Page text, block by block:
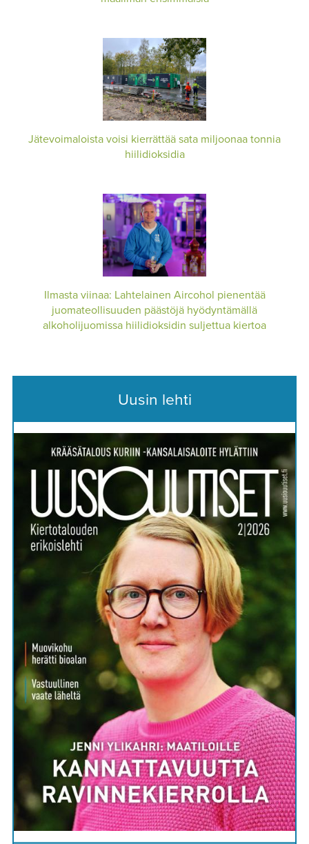
Jätevoimaloista voisi kierrättää sata miljoonaa tonnia
hiilidioksidia
Ilmasta viinaa: Lahtelainen Aircohol pienentää
juomateollisuuden päästöjä hyödyntämällä
alkoholijuomissa hiilidioksidin suljettua kiertoa
Uusin lehti